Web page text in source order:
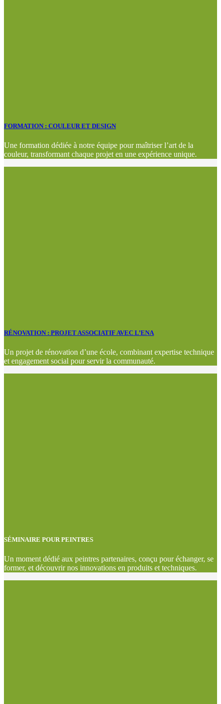
FORMATION : COULEUR ET DESIGN
Une formation dédiée à notre équipe pour maîtriser l’art de la
couleur, transformant chaque projet en une expérience unique.
RÉNOVATION : PROJET ASSOCIATIF AVEC L’ENA
Un projet de rénovation d’une école, combinant expertise technique
et engagement social pour servir la communauté.
SÉMINAIRE POUR PEINTRES
Un moment dédié aux peintres partenaires, conçu pour échanger, se
former, et découvrir nos innovations en produits et techniques.